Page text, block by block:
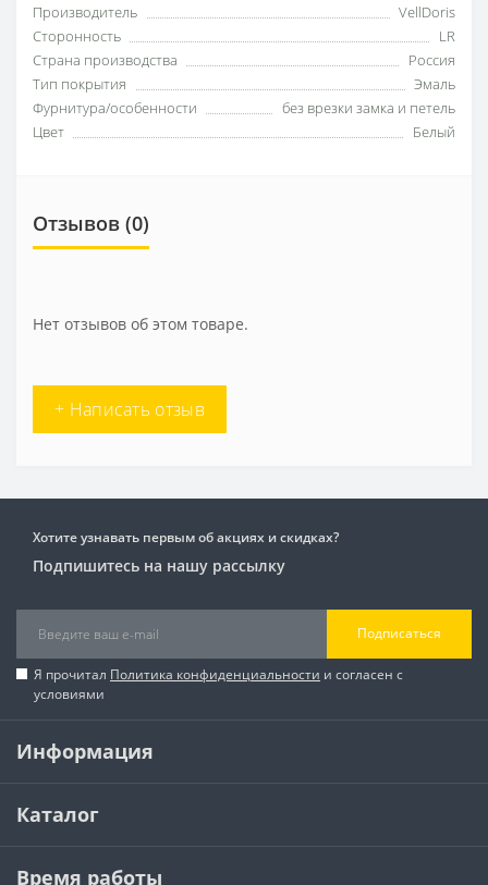
Производитель
VellDoris
Сторонность
LR
Страна производства
Россия
Тип покрытия
Эмаль
Фурнитура/особенности
без врезки замка и петель
Цвет
Белый
Отзывов (0)
Нет отзывов об этом товаре.
+ Написать отзыв
Хотите узнавать первым об акциях и скидках?
Подпишитесь на нашу рассылку
Подписаться
Я прочитал Политика конфиденциальности и согласен с
условиями
Информация
Каталог
Время работы